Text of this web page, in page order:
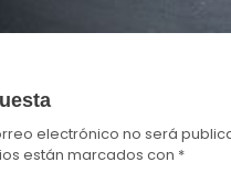
electrónico no será
están marcados con *